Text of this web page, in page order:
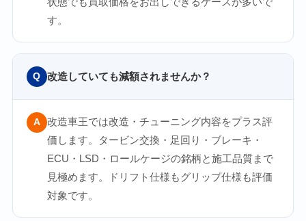
す。
Q 改造していても減額されませんか？
A
改造車王では改造・チューニング内容をプラス評
価します。タービン交換・足回り・ブレーキ・
ECU・LSD・ロールケージの銘柄と施工品質まで
見極めます。ドリフト仕様もグリップ仕様も評価
対象です。